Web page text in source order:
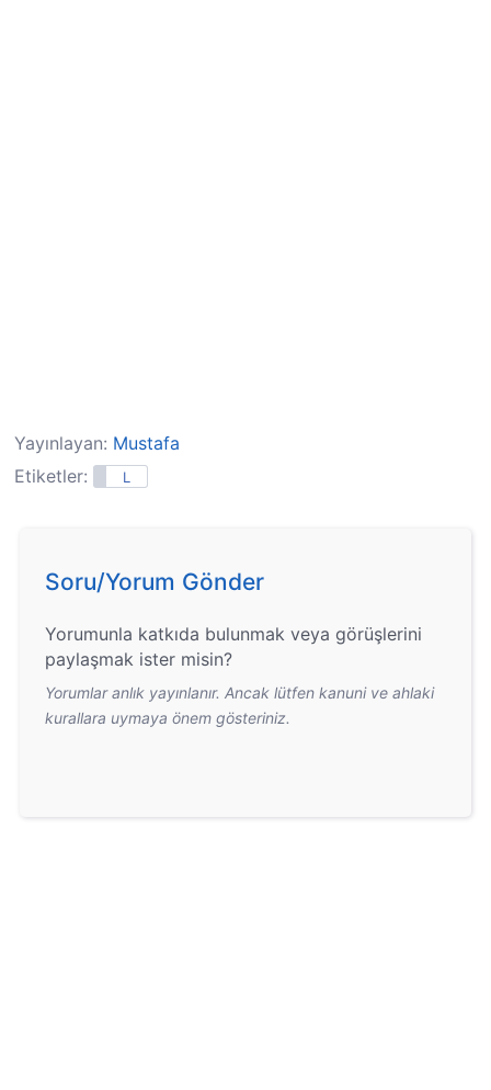
Yayınlayan: Mustafa
Etiketler:
L
Soru/Yorum Gönder
Yorumunla katkıda bulunmak veya görüşlerini
paylaşmak ister misin?
Yorumlar anlık yayınlanır. Ancak lütfen kanuni ve ahlaki
kurallara uymaya önem gösteriniz.